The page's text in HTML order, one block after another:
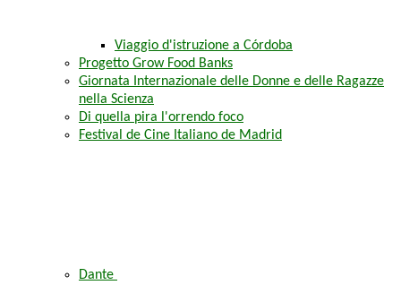
Viaggio d'istruzione a Córdoba
Progetto Grow Food Banks
Giornata Internazionale delle Donne e delle Ragazze
nella Scienza
Di quella pira l'orrendo foco
Festival de Cine Italiano de Madrid
Dante